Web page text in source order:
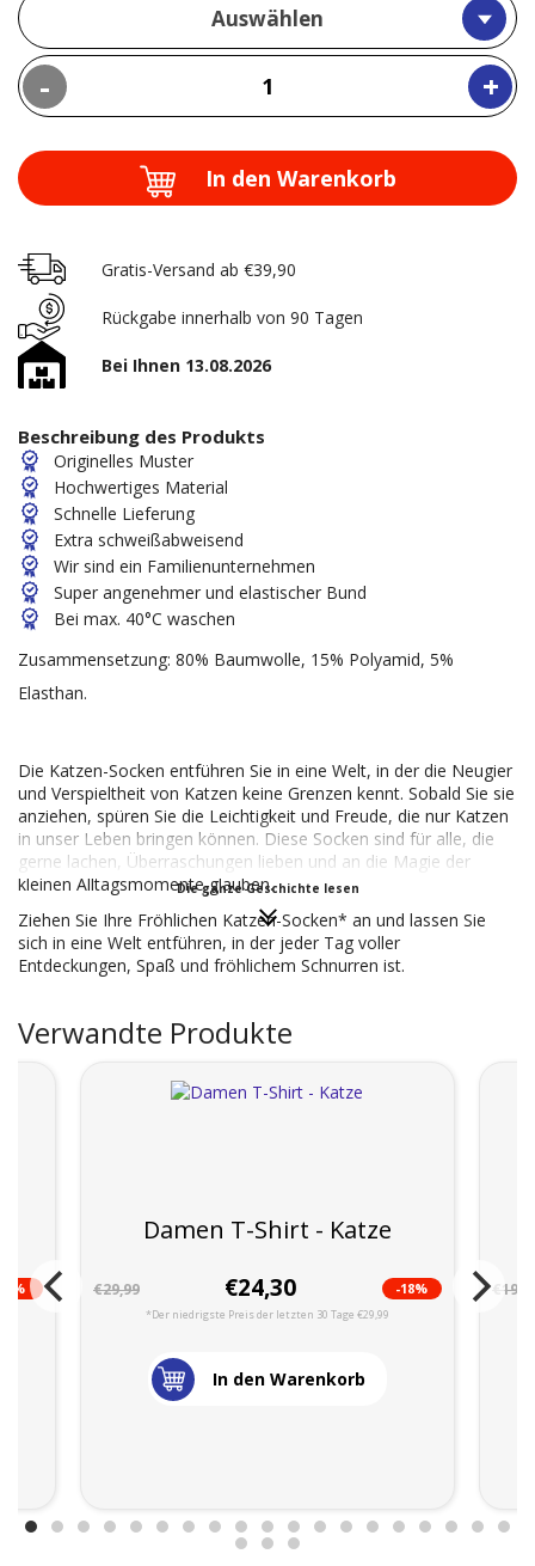
Auswählen
- +
In den Warenkorb
Gratis-Versand ab €39,90
Rückgabe innerhalb von 90 Tagen
Bei Ihnen 13.08.2026
Beschreibung des Produkts
Originelles Muster
Hochwertiges Material
Schnelle Lieferung
Extra schweißabweisend
Wir sind ein Familienunternehmen
Super angenehmer und elastischer Bund
Bei max. 40°C waschen
Zusammensetzung: 80% Baumwolle, 15% Polyamid, 5%
Elasthan.
Die Katzen-Socken entführen Sie in eine Welt, in der die Neugier
und Verspieltheit von Katzen keine Grenzen kennt. Sobald Sie sie
anziehen, spüren Sie die Leichtigkeit und Freude, die nur Katzen
in unser Leben bringen können. Diese Socken sind für alle, die
gerne lachen, Überraschungen lieben und an die Magie der
kleinen Alltagsmomente glauben.
Ziehen Sie Ihre Fröhlichen Katzen-Socken* an und lassen Sie
sich in eine Welt entführen, in der jeder Tag voller
Entdeckungen, Spaß und fröhlichem Schnurren ist.
Die ganze Geschichte lesen
Verwandte Produkte
Damen T-Shirt - Katze
€29,99 €24,30 -18%
*Der niedrigste Preis der letzten 30 Tage €29,99
In den Warenkorb
-9%